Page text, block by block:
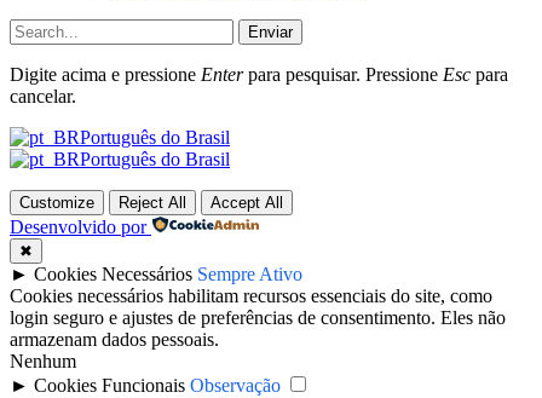
Enviar
Digite acima e pressione Enterpara pesquisar. Pressione Esc para
cancelar.
Português do Brasil
Português do Brasil
Customize Reject All Accept All
Desenvolvido por
✖
► Cookies Necessários Sempre Ativo
Cookies necessários habilitam recursos essenciais do site, como
login seguro e ajustes de preferências de consentimento. Eles não
armazenam dados pessoais.
Nenhum
► Cookies Funcionais Observação